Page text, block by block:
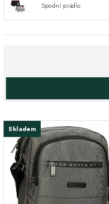
Spodní prádlo
Skladem